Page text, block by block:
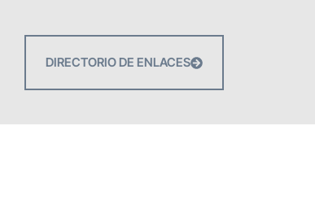
DIRECTORIO DE ENLACES